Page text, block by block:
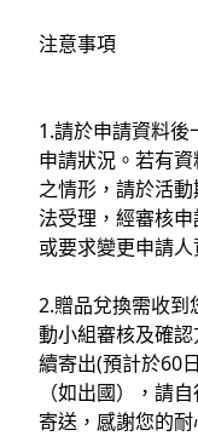
注意事項
1.請於申請資料
申請狀況。若有
之情形，請於活
法受理，經審核
或要求變更申請人
2.贈品兌換需收到
動小組審核及確
續寄出(預計於60
（如出國），請
寄送，感謝您的耐